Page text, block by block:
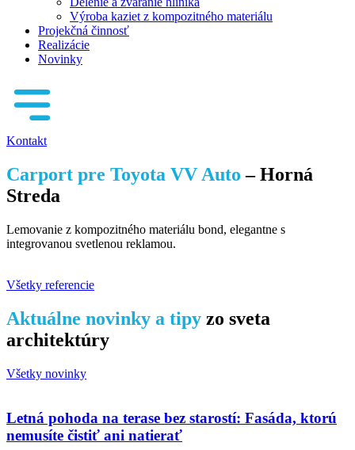
Výroba kaziet z kompozitného materiálu
Projekčná činnosť
Realizácie
Novinky
Kontakt
Carport pre Toyota VV Auto – Horná
Streda
Lemovanie z kompozitného materiálu bond, elegantne s
integrovanou svetlenou reklamou.
Všetky referencie
Aktuálne novinky a tipy zo sveta
architektúry
Všetky novinky
Letná pohoda na terase bez starostí: Fasáda, ktorú
nemusíte čistiť ani natierať